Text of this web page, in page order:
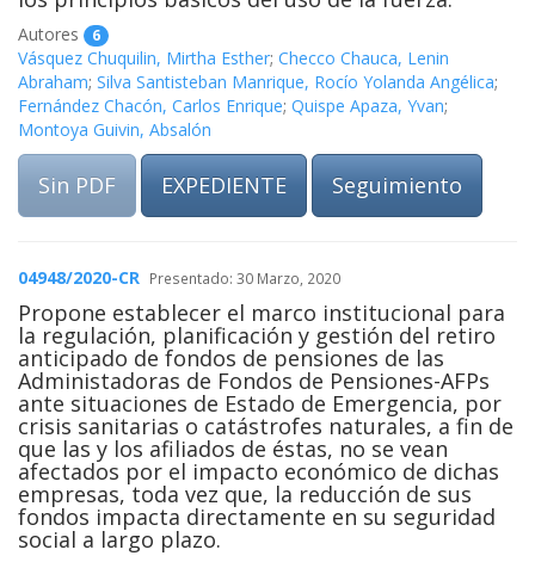
Autores 6
Vásquez Chuquilin, Mirtha Esther; Checco Chauca, Lenin
Abraham; Silva Santisteban Manrique, Rocío Yolanda Angélica;
Fernández Chacón, Carlos Enrique; Quispe Apaza, Yvan;
Montoya Guivin, Absalón
Sin PDF EXPEDIENTE Seguimiento
04948/2020-CR Presentado: 30 Marzo, 2020
Propone establecer el marco institucional para
la regulación, planificación y gestión del retiro
anticipado de fondos de pensiones de las
Administadoras de Fondos de Pensiones-AFPs
ante situaciones de Estado de Emergencia, por
crisis sanitarias o catástrofes naturales, a fin de
que las y los afiliados de éstas, no se vean
afectados por el impacto económico de dichas
empresas, toda vez que, la reducción de sus
fondos impacta directamente en su seguridad
social a largo plazo.